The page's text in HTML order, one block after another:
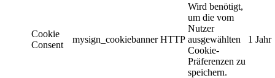
Cookie
Consent
mysign_cookiebanner HTTP
Wird benötigt,
um die vom
Nutzer
ausgewählten
Cookie-
Präferenzen zu
speichern.
1 Jahr